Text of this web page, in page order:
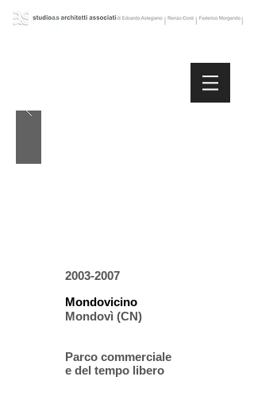
2003-2007
Mondovì (CN)
Parco commerciale
e del tempo libero
Mondovicino